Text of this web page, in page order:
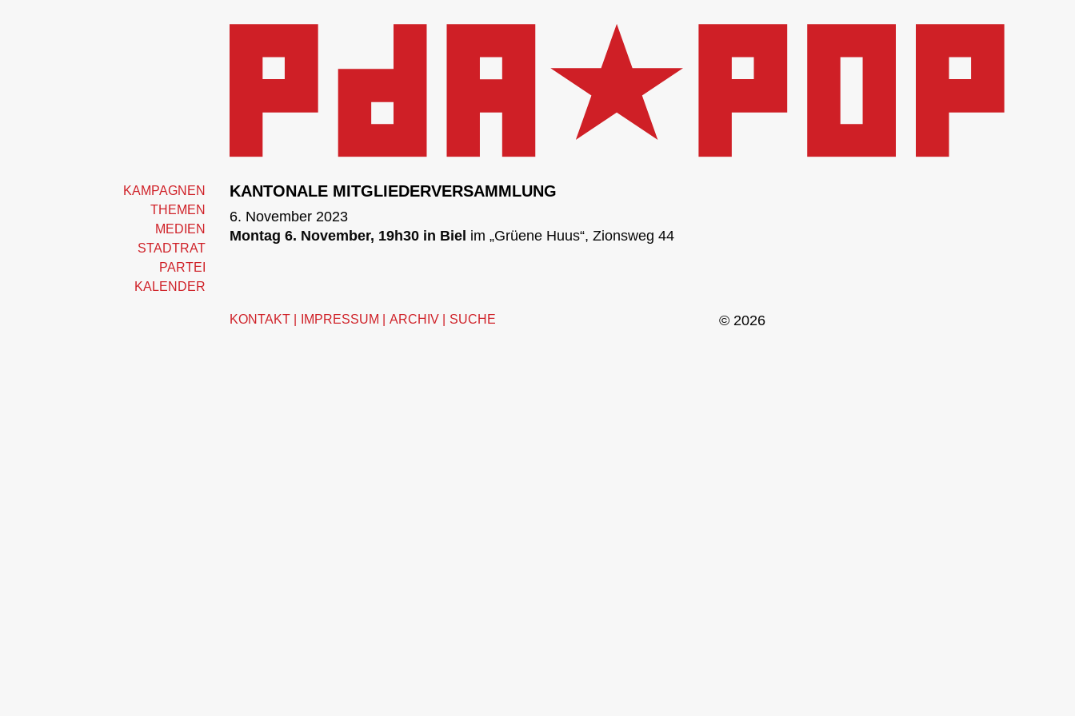
KAMPAGNEN
THEMEN
MEDIEN
STADTRAT
PARTEI
KALENDER
KANTONALE MITGLIEDERVERSAMMLUNG
6. November 2023
Montag 6. November, 19h30 in Biel im „Grüene Huus“, Zionsweg 44
KONTAKT IMPRESSUM ARCHIV SUCHE © 2026